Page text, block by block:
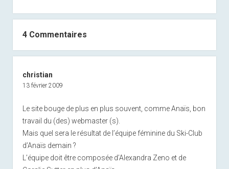
4 Commentaires
christian
13 février 2009
Le site bouge de plus en plus souvent, comme Anaïs, bon
travail du (des) webmaster (s).
Mais quel sera le résultat de l’équipe féminine du Ski-Club
d’Anaïs demain ?
L’équipe doit être composée d’Alexandra Zeno et de